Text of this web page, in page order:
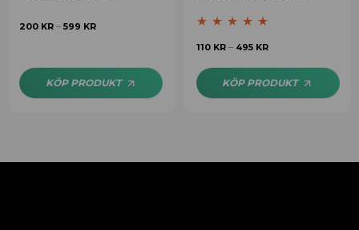
200 KR –599 KR
KÖP PRODUKT
Betygsatt5.00
110 KR – 495 KR
KÖP PRODUKT